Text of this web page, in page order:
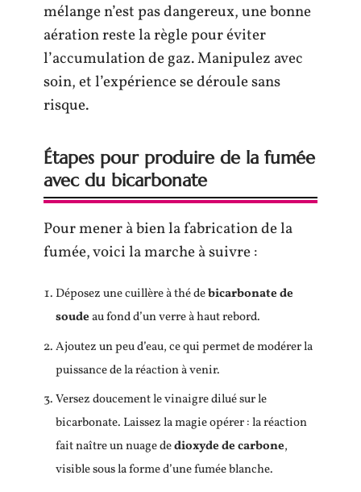
mélange n’est pas dangereux, une bonne
aération reste la règle pour éviter
l’accumulation de gaz. Manipulez avec
soin, et l’expérience se déroule sans
risque.
Étapes pour produire de la fumée
avec du bicarbonate
Pour mener à bien la fabrication de la
fumée, voici la marche à suivre :
Déposez une cuillère à thé debicarbonate de
soudeau fond d’un verre à haut rebord.
Ajoutez un peu d’eau, ce qui permet de modérer la
puissance de la réaction à venir.
Versez doucement le vinaigre dilué sur le
bicarbonate. Laissez la magie opérer : la réaction
fait naître un nuage dedioxyde de carbone,
visible sous la forme d’une fumée blanche.